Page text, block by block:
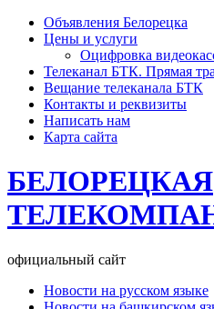
Объявления Белорецка
Цены и услуги
Оцифровка
Телеканал БТК. Прямая
Вещание телеканала БТК
Контакты и реквизиты
Написать нам
Карта сайта
БЕЛОРЕЦКАЯ
официальный сайт
Новости на русском языке